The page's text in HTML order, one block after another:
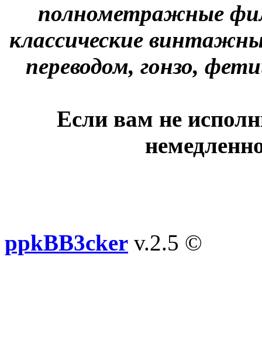
полнометражные
классические
переводом, гонзо,
Если вам не
ppkBB3cker v.2.5 ©